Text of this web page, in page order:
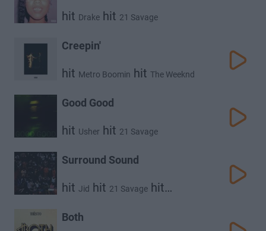
hit Drake hit 21 Savage
Creepin'
hit Metro Boomin hit The Weeknd
Good Good
hit Usher hit 21 Savage
Surround Sound
hit Jid hit 21 Savage hit
Both